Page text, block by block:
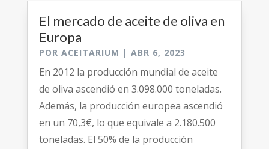
El mercado de aceite de oliva en
Europa
POR ACEITARIUM | ABR 6, 2023
En 2012 la producción mundial de aceite
de oliva ascendió en 3.098.000 toneladas.
Además, la producción europea ascendió
en un 70,3€, lo que equivale a 2.180.500
toneladas. El 50% de la producción